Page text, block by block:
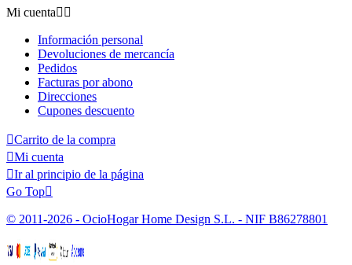
Mi cuenta 
Información personal
Devoluciones de mercancía
Pedidos
Facturas por abono
Direcciones
Cupones descuento
Carrito de la compra
Mi cuenta
Ir al principio de la página
Go Top
© 2011-2026 - OcioHogar Home Design S.L. - NIF B86278801